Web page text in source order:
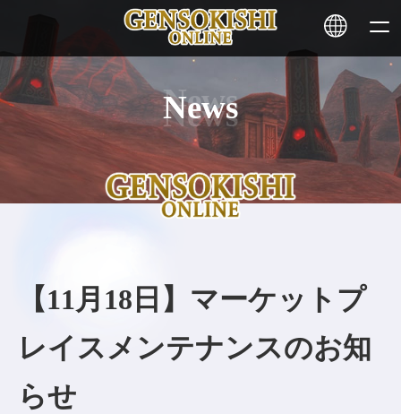
ニュース
ステーキング
その他
お問い合わせ
News
【11月18日】マーケットプ
レイスメンテナンスのお知
らせ